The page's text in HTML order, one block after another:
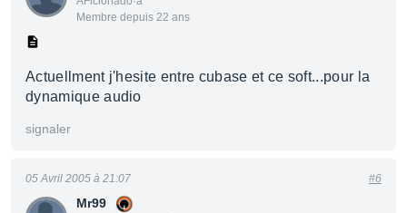
Membre depuis 22 ans
Actuellment j'hesite entre cubase et ce soft...pour la
dynamique audio
signaler
Mr99
05 Avril 2005 à 21:07 #6